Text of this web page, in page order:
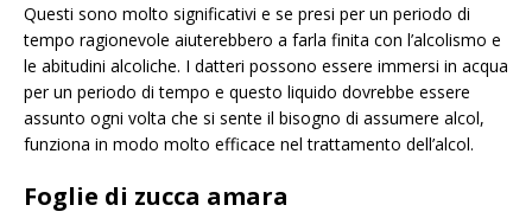
Questi sono molto significativi e se presi per un periodo di
tempo ragionevole aiuterebbero a farla finita con l’alcolismo e
le abitudini alcoliche. I datteri possono essere immersi in acqua
per un periodo di tempo e questo liquido dovrebbe essere
assunto ogni volta che si sente il bisogno di assumere alcol,
funziona in modo molto efficace nel trattamento dell’alcol.
Foglie di zucca amara